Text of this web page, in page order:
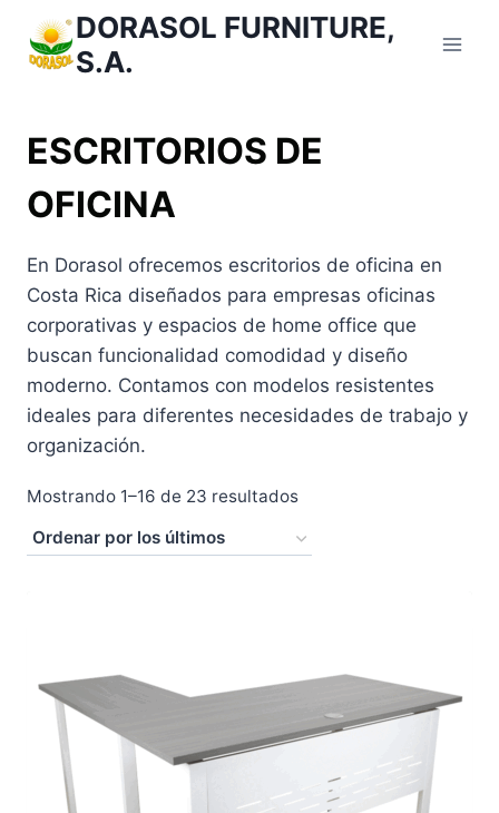
Contenido
DORASOL FURNITURE,
S.A.
ESCRITORIOS DE
OFICINA
En Dorasol ofrecemos escritorios de oficina en
Costa Rica diseñados para empresas oficinas
corporativas y espacios de home office que
buscan funcionalidad comodidad y diseño
moderno. Contamos con modelos resistentes
ideales para diferentes necesidades de trabajo y
organización.
Mostrando 1–16 de 23 resultadosOrdenado
los